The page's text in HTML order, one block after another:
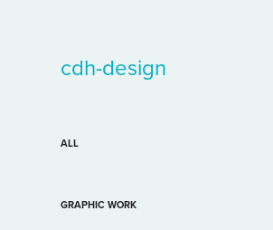
cdh-design
ALL
GRAPHIC WORK